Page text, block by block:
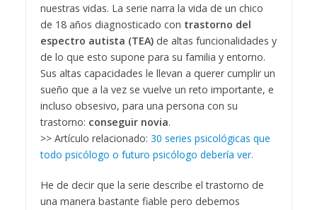
nuestras vidas. La serie narra la vida de un chico
de 18 años diagnosticado con trastorno del
espectro autista (TEA)de altas funcionalidades y
de lo que esto supone para su familia y entorno.
Sus altas capacidades le llevan a querer cumplir un
sueño que a la vez se vuelve un reto importante, e
incluso obsesivo, para una persona con su
trastorno: conseguir novia.
>> Artículo relacionado: 30 series psicológicas que
todo psicólogo o futuro psicólogo debería ver.
He de decir que la serie describe el trastorno de
una manera bastante fiable pero debemos